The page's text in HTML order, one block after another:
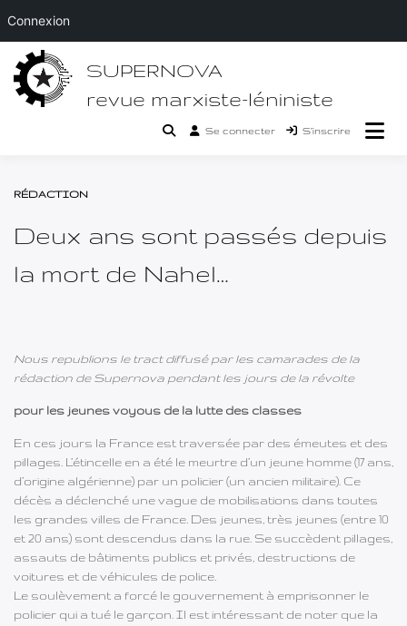
Passer
contenu
SUPERNOVA
revue marxiste-léniniste
Se connecter S’inscrire
RÉDACTION
Deux ans sont passés depuis
la mort de Nahel…
Nous republions le tract diffusé par les camarades de la
rédaction de Supernova pendant les jours de la révolte
pour les jeunes voyous de la lutte des classes
En ces jours la France est traversée par des émeutes et des
pillages. L’étincelle en a été le meurtre d’un jeune homme (17 ans,
d’origine algérienne) par un policier (un ancien militaire). Ce
décès a déclenché une vague de mobilisations dans toutes
les grandes villes de France. Des jeunes, très jeunes (entre 10
et 20 ans) sont descendus dans la rue. Se succèdent pillages,
assauts de bâtiments publics et privés, destructions de
voitures et de véhicules de police.
Le soulèvement a forcé le gouvernement à emprisonner le
policier qui a tué le garçon. Il est intéressant de noter que la
Connexion